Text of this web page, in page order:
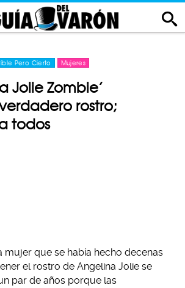
Pero Cierto Mujeres
Jolie Zombie’
rostro;
todos
mujer que se había hecho decenas
el rostro de Angelina Jolie se
par de años porque las